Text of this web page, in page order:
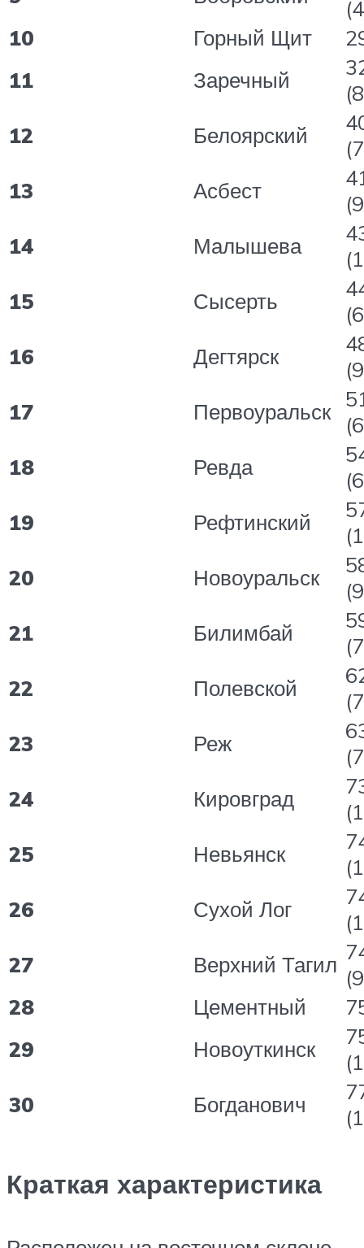
10
Горный Щит
11
Заречный
12
Белоярский
13
Асбест
14
Малышева
15
Сысерть
16
Дегтярск
17
Первоуральск
18
Ревда
19
Рефтинский
20
Новоуральск
21
Билимбай
22
Полевской
23
Реж
24
Кировград
25
Невьянск
26
Сухой Лог
27
Верхний Тагил
28
Цементный
29
Новоуткинск
30
Богданович
Краткая характеристика